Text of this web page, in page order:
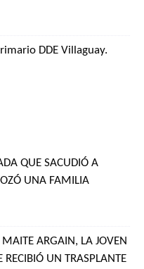
DDE Villaguay.
QUE SACUDIÓ A
UNA FAMILIA
ARGAIN, LA JOVEN
RECIBIÓ UN TRASPLANTE